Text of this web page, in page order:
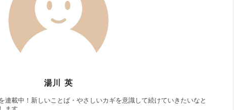
湯川 英
連載中！新しいことば・やさしいカギを意識して続けていきたいなと